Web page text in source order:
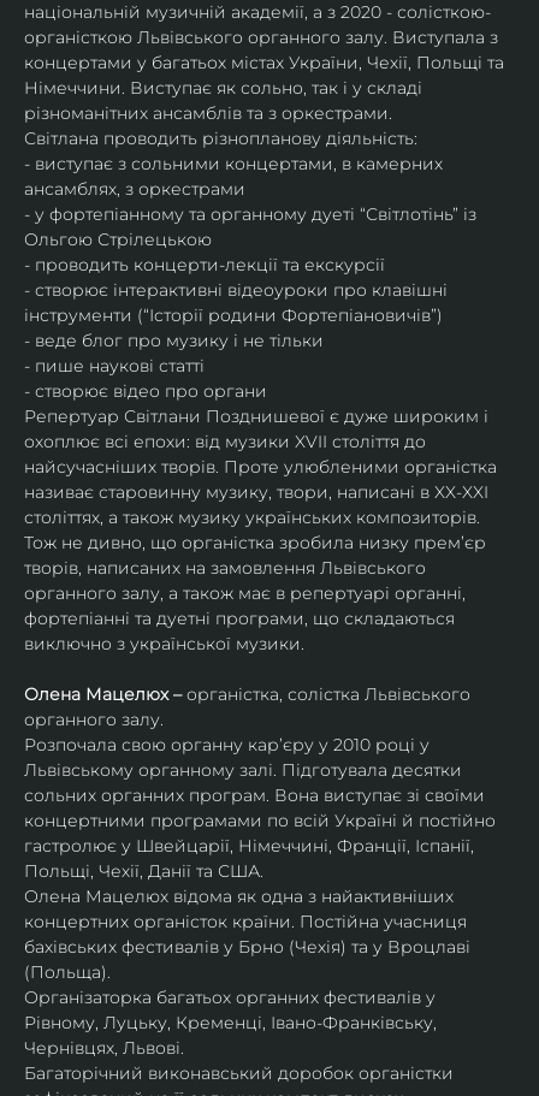
національній музичній академії, а з 2020 - солісткою-
органісткою Львівського органного залу. Виступала з
концертами у багатьох містах України, Чехії, Польщі та
Німеччини. Виступає як сольно, так і у складі
різноманітних ансамблів та з оркестрами.​
Світлана проводить різнопланову діяльність:
- виступає з сольними концертами, в камерних
ансамблях, з оркестрами
- у фортепіанному та органному дуеті “Світлотінь” із
Ольгою Стрілецькою
- проводить концерти-лекції та екскурсії
- створює інтерактивні відеоуроки про клавішні
інструменти (“Історії родини Фортепіановичів”)
- веде блог про музику і не тільки
- пише наукові статті
- створює відео про органи
Репертуар Світлани Позднишевої є дуже широким і
охоплює всі епохи: від музики XVII століття до
найсучасніших творів. Проте улюбленими органістка
називає старовинну музику, твори, написані в XX-XXI
століттях, а також музику українських композиторів.
Тож не дивно, що органістка зробила низку прем’єр
творів, написаних на замовлення Львівського
органного залу, а також має в репертуарі органні,
фортепіанні та дуетні програми, що складаються
виключно з української музики.
Олена Мацелюх – органістка, солістка Львівського
органного залу.
Розпочала свою органну кар’єру у 2010 році у
Львівському органному залі. Підготувала десятки
сольних органних програм. Вона виступає зі своїми
концертними програмами по всій Україні й постійно
гастролює у Швейцарії, Німеччині, Франції, Іспанії,
Польщі, Чехії, Данії та США.
Олена Мацелюх відома як одна з найактивніших
концертних органісток країни. Постійна учасниця
бахівських фестивалів у Брно (Чехія) та у Вроцлаві
(Польща).
Організаторка багатьох органних фестивалів у
Рівному, Луцьку, Кременці, Івано-Франківську,
Чернівцях, Львові.
Багаторічний виконавський доробок органістки